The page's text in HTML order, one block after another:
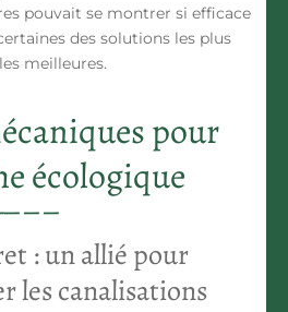
pouvait se montrer si efficace
des solutions les plus
meilleures.
pour
écologique
: un allié pour
les canalisations